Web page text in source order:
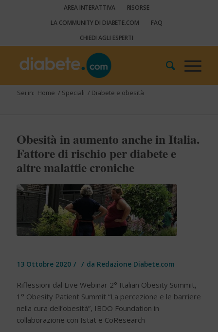
AREA INTERATTIVA
RISORSE
LA COMMUNITY DI DIABETE.COM
FAQ
CHIEDI AGLI ESPERTI
Sei in: Home / Speciali / Diabete e obesità
Obesità in aumento anche in Italia.
Fattore di rischio per diabete e
altre malattie croniche
13 Ottobre 2020 / / da Redazione Diabete.com
Riflessioni dal Live Webinar 2° Italian Obesity Summit,
1° Obesity Patient Summit “La percezione e le barriere
nella cura dell’obesità”, IBDO Foundation in
collaborazione con Istat e CoResearch